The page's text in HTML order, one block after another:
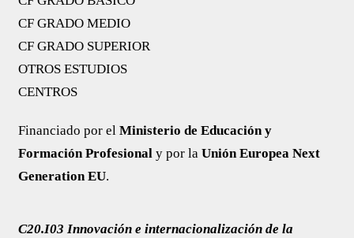
CF GRADO MEDIO
CF GRADO SUPERIOR
OTROS ESTUDIOS
CENTROS
Financiado por elMinisterio de Educación y
Formación Profesional y por laUnión Europea Next
Generation EU.
C20.I03 Innovación e internacionalización de la